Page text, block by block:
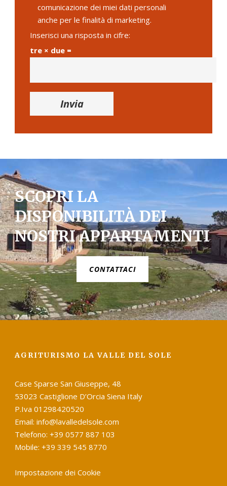
comunicazione dei miei dati personali
anche per le finalità di marketing.
Inserisci una risposta in cifre:
tre × due =
SCOPRI LA
DISPONIBILITÀ DEI
NOSTRI APPARTAMENTI
CONTATTACI
AGRITURISMO LA VALLE DEL SOLE
Case Sparse San Giuseppe, 48
53023 Castiglione D’Orcia Siena Italy
P.Iva 01298420520
Email: info@lavalledelsole.com
Telefono: +39 0577 887 103
Mobile: +39 339 545 8770
Impostazione dei Cookie